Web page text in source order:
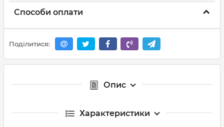
Способи оплати
Поділитися:
Опис
Характеристики